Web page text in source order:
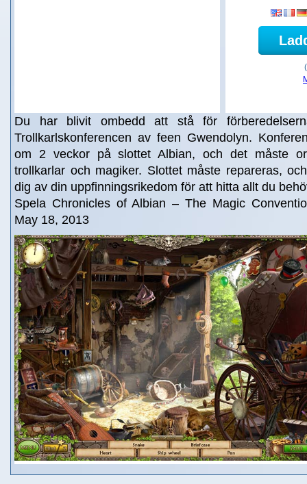
Du har blivit ombedd att stå för
Trollkarlskonferencen av feen Gwendolyn.
om 2 veckor på slottet Albian, och det måste
trollkarlar och magiker. Slottet måste repareras,
dig av din uppfinningsrikedom för att hitta allt du
Spela Chronicles of Albian – The Magic
May 18, 2013